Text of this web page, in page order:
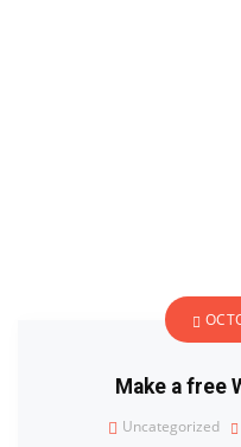
Make a free
Uncategorized